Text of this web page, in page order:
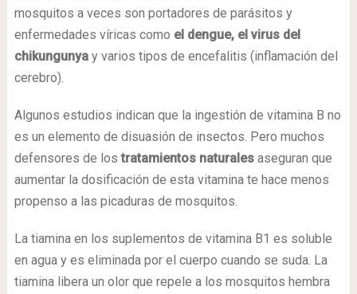
mosquitos a veces son portadores de parásitos y
enfermedades víricas como el dengue, el virus del
chikungunyay varios tipos de encefalitis (inflamación del
cerebro).
Algunos estudios indican que la ingestión de vitamina B no
es un elemento de disuasión de insectos. Pero muchos
defensores de lostratamientos naturalesaseguran que
aumentar la dosificación de esta vitamina te hace menos
propenso a las picaduras de mosquitos.
La tiamina en los suplementos de vitamina B1 es soluble
en agua y es eliminada por el cuerpo cuando se suda. La
tiamina libera un olor que repele a los mosquitos hembra